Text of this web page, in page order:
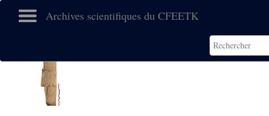
Archives scientifiques du CFEETK